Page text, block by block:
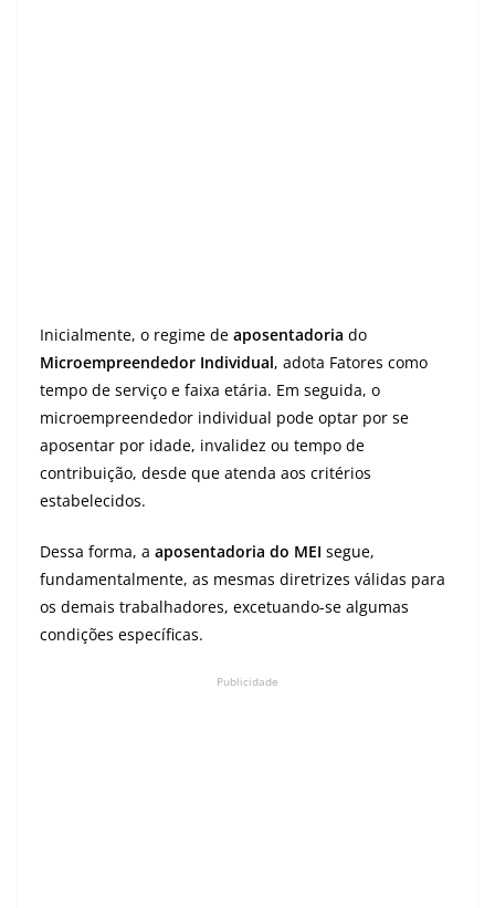
Inicialmente, o regime de aposentadoria do
Microempreendedor Individual, adota Fatores como
tempo de serviço e faixa etária. Em seguida, o
microempreendedor individual pode optar por se
aposentar por idade, invalidez ou tempo de
contribuição, desde que atenda aos critérios
estabelecidos.
Dessa forma, a aposentadoria do MEI segue,
fundamentalmente, as mesmas diretrizes válidas para
os demais trabalhadores, excetuando-se algumas
condições específicas.
Publicidade